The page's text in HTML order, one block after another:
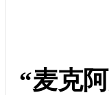
“麦克